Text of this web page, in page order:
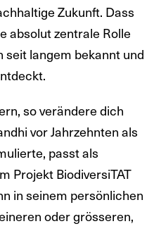
Zukunft. Dass
absolut zentrale Rolle
langem bekannt und
so verändere dich
vor Jahrzehnten als
passt als
Projekt BiodiversiTAT
in seinem persönlichen
oder grösseren,